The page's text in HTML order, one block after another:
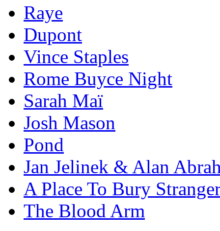
Raye
Dupont
Vince Staples
Rome Buyce Night
Sarah Maï
Josh Mason
Pond
Jan Jelinek & Alan
A Place To Bury
The Blood Arm